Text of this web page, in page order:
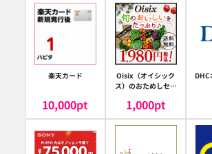
楽天カード
10,000pt
Oisix（オイシック
ス）のおためしセッ
1,000pt
DHC